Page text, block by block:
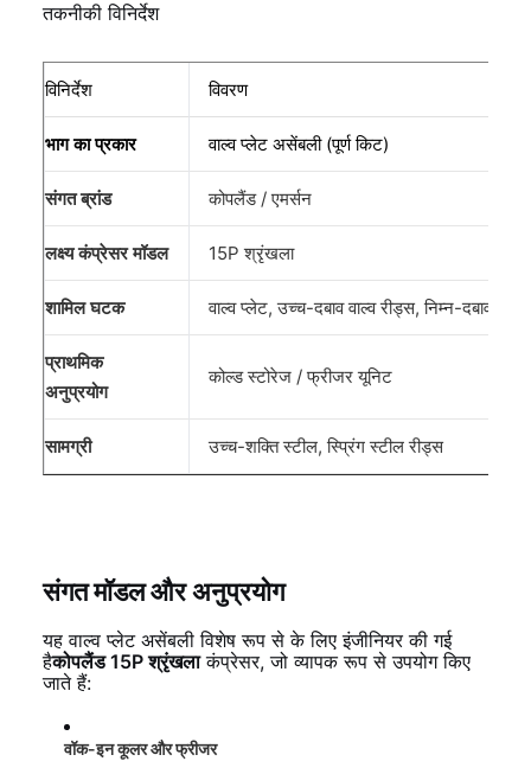
तकनीकी विनिर्देश
विनिर्देश विवरण
भाग का प्रकार वाल्व प्लेट असेंबली (पूर्ण किट)
संगत ब्रांड कोपलैंड / एमर्सन
लक्ष्य कंप्रेसर मॉडल 15P श्रृंखला
शामिल घटक वाल्व प्लेट, उच्च-दबाव वाल्व रीड्स, निम्न-दबाव वाल्व
प्राथमिक
अनुप्रयोग
कोल्ड स्टोरेज / फ्रीजर यूनिट
सामग्री उच्च-शक्ति स्टील, स्प्रिंग स्टील रीड्स
संगत मॉडल और अनुप्रयोग
यह वाल्व प्लेट असेंबली विशेष रूप से के लिए इंजीनियर की गई
हैकोपलैंड 15P श्रृंखलाकंप्रेसर, जो व्यापक रूप से उपयोग किए
जाते हैं:
वॉक-इन कूलर और फ्रीजर